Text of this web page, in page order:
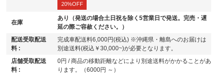
20%OFF
在庫
あり（発送の場合土日祝を除く5営業日で発送。完売・遅
延の際ご容赦ください。）
配送受取配送
料 :
完成車配送料6,000円(税込) ※沖縄県・離島へのお届けは
別途送料(税込￥30,000~)が必要となります。
店舗受取配送
料 :
0円 / 商品の移動距離などにより別途送料がかかることがあ
ります。（6000円 ～）